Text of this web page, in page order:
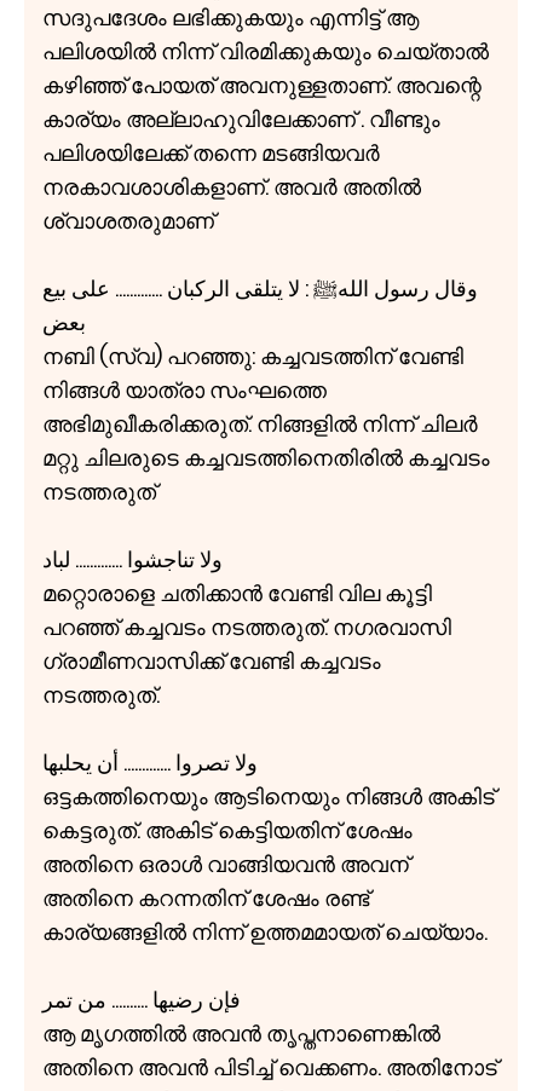
സദുപദേശം ലഭിക്കുകയും എന്നിട്ട് ആ
പലിശയിൽ നിന്ന് വിരമിക്കുകയും ചെയ്താൽ
കഴിഞ്ഞ് പോയത് അവനുള്ളതാണ്. അവന്റെ
കാര്യം അല്ലാഹുവിലേക്കാണ് . വീണ്ടും
പലിശയിലേക്ക് തന്നെ മടങ്ങിയവർ
നരകാവശാശികളാണ്. അവർ അതിൽ
ശ്വാശതരുമാണ്
وقال رسول اللهﷺ : لا يتلقى الركبان ............. على بيع
بعض
നബി (സ്വ) പറഞ്ഞു: കച്ചവടത്തിന് വേണ്ടി
നിങ്ങൾ യാത്രാ സംഘത്തെ
അഭിമുഖീകരിക്കരുത്. നിങ്ങളിൽ നിന്ന് ചിലർ
മറ്റു ചിലരുടെ കച്ചവടത്തിനെതിരിൽ കച്ചവടം
നടത്തരുത്
ولا تناجشوا ............. لباد
മറ്റൊരാളെ ചതിക്കാൻ വേണ്ടി വില കൂട്ടി
പറഞ്ഞ് കച്ചവടം നടത്തരുത്. നഗരവാസി
ഗ്രാമീണവാസിക്ക് വേണ്ടി കച്ചവടം
നടത്തരുത്.
ولا تصروا ............. أن يحلبها
ഒട്ടകത്തിനെയും ആടിനെയും നിങ്ങൾ അകിട്
കെട്ടരുത്. അകിട് കെട്ടിയതിന് ശേഷം
അതിനെ ഒരാൾ വാങ്ങിയവൻ അവന്
അതിനെ കറന്നതിന് ശേഷം രണ്ട്
കാര്യങ്ങളിൽ നിന്ന് ഉത്തമമായത് ചെയ്യാം.
فإن رضيها .......... من تمر
ആ മൃഗത്തിൽ അവൻ തൃപ്തനാണെങ്കിൽ
അതിനെ അവൻ പിടിച്ച് വെക്കണം. അതിനോട്